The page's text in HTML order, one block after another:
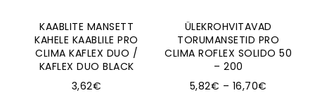
KAABLITE MANSETT
KAHELE KAABLILE PRO
CLIMA KAFLEX DUO /
KAFLEX DUO BLACK
3,62€
ÜLEKROHVITAVAD
TORUMANSETID PRO
CLIMA ROFLEX SOLIDO 50
– 200
5,82€ – 16,70€